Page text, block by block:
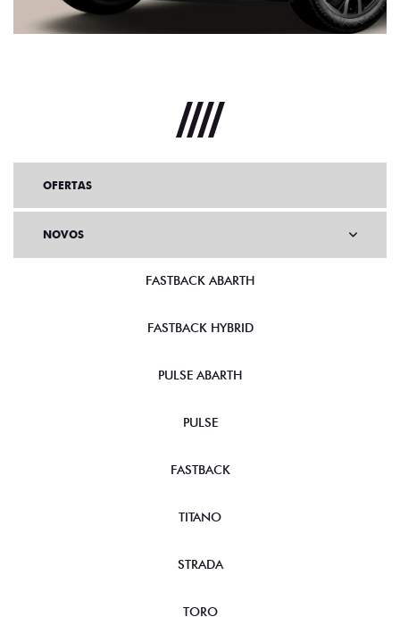
OFERTAS
NOVOS
FASTBACK ABARTH
FASTBACK HYBRID
PULSE ABARTH
PULSE
FASTBACK
TITANO
STRADA
TORO